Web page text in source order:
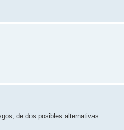
de dos posibles alternativas: